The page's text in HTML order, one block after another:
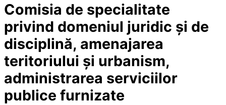
Comisia de specialitate
privind domeniul juridic și de
disciplină, amenajarea
teritoriului și urbanism,
administrarea serviciilor
publice furnizate